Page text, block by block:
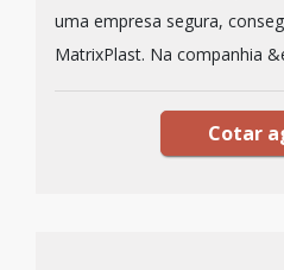
uma empresa segura,
MatrixPlast. Na companhia
Cotar